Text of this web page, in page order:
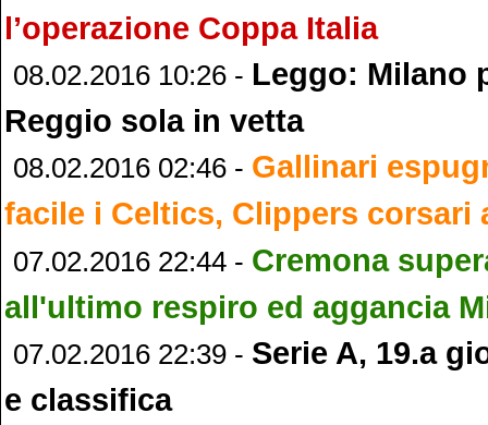
l’operazione Coppa Italia
08.02.2016 10:26 - Leggo: Milano
Reggio sola in vetta
08.02.2016 02:46 - Gallinari
facile i Celtics, Clippers corsari
07.02.2016 22:44 - Cremona
all'ultimo respiro ed aggancia
07.02.2016 22:39 - Serie A, 19.a
e classifica